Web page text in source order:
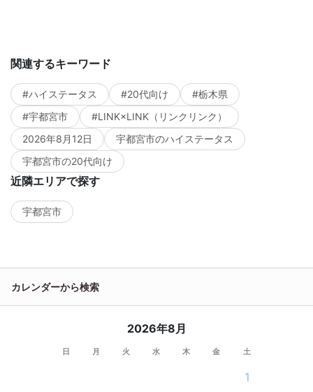
関連するキーワード
#ハイステータス #20代向け
#栃木県
#宇都宮市
#LINK×LINK（リンクリンク）
2026年8月12日
宇都宮市のハイステータス
宇都宮市の20代向け
近隣エリアで探す
宇都宮市
カレンダーから検索
2026年8月
日 月 火 水 木 金 土
1